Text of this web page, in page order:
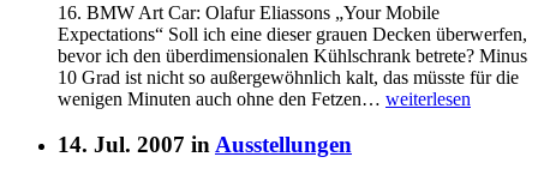
16. BMW Art Car: Olafur Eliassons „Your Mobile
Expectations“ Soll ich eine dieser grauen Decken überwerfen,
bevor ich den überdimensionalen Kühlschrank betrete? Minus
10 Grad ist nicht so außergewöhnlich kalt, das müsste für die
wenigen Minuten auch ohne den Fetzen… weiterlesen
14. Jul. 2007 inAusstellungen